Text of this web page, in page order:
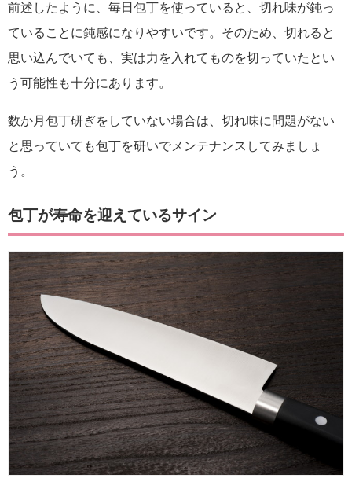
前述したように、毎日包丁を使っていると、切れ味が鈍っ
ていることに鈍感になりやすいです。そのため、切れると
思い込んでいても、実は力を入れてものを切っていたとい
う可能性も十分にあります。
数か月包丁研ぎをしていない場合は、切れ味に問題がない
と思っていても包丁を研いでメンテナンスしてみましょ
う。
包丁が寿命を迎えているサイン